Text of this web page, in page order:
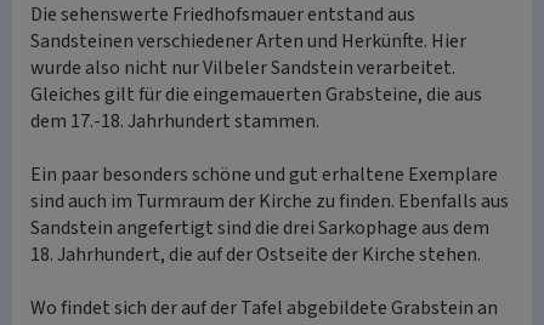
Die sehenswerte Friedhofsmauer entstand aus
Sandsteinen verschiedener Arten und Herkünfte. Hier
wurde also nicht nur Vilbeler Sandstein verarbeitet.
Gleiches gilt für die eingemauerten Grabsteine, die aus
dem 17.-18. Jahrhundert stammen.
Ein paar besonders schöne und gut erhaltene Exemplare
sind auch im Turmraum der Kirche zu finden. Ebenfalls aus
Sandstein angefertigt sind die drei Sarkophage aus dem
18. Jahrhundert, die auf der Ostseite der Kirche stehen.
Wo findet sich der auf der Tafel abgebildete Grabstein an